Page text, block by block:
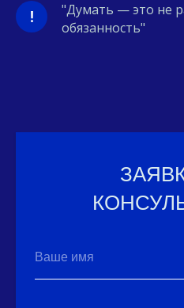
!
"Думать — это не
обязанность"
Ваше имя